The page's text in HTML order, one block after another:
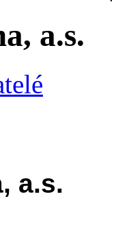
a.s.
a.s.